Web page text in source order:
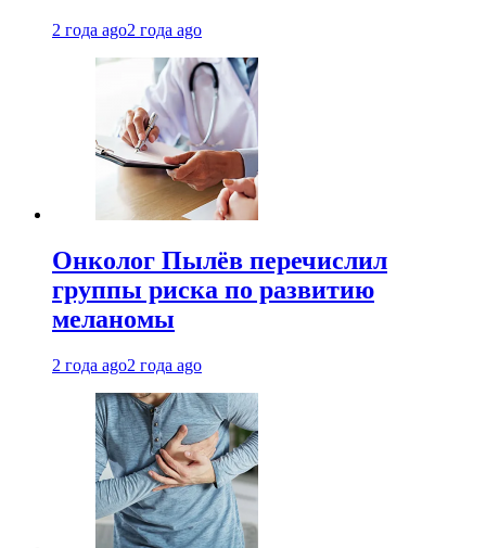
2 года ago2 года ago
Онколог Пылёв перечислил
группы риска по развитию
меланомы
2 года ago2 года ago